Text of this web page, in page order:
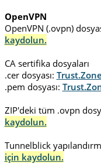
OpenVPN
OpenVPN (.ovpn)
kaydolun.
CA sertifika dosyaları
.cer dosyası:
.pem dosyası:
ZIP'deki tüm .ovpn
kaydolun.
Tunnelblick
için kaydolun.